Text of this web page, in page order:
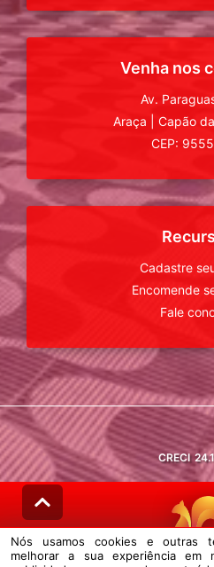
Venha nos
Av.
Araça
Capão
CEP:
Cadastre
Encomende
Fale
CRECI
© DESENVOLVIDO
Nós usamos cookies e outras
melhorar a sua experiência em